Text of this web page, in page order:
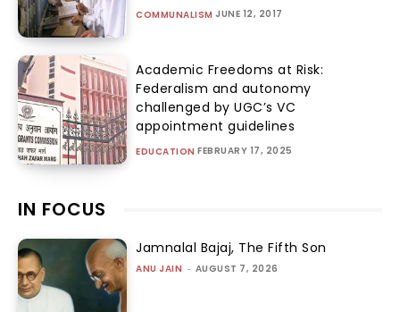
COMMUNALISM JUNE 12, 2017
Academic Freedoms at Risk:
Federalism and autonomy
challenged by UGC’s VC
appointment guidelines
EDUCATION FEBRUARY 17, 2025
IN FOCUS
Jamnalal Bajaj, The Fifth Son
ANU JAIN - AUGUST 7, 2026